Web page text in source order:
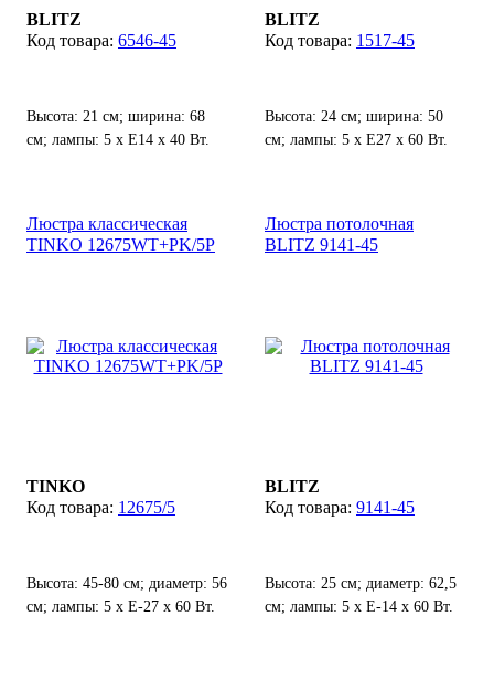
BLITZ
6546-45
Высота: 21 см; ширина: 68
см; лампы: 5 х Е14 х 40 Вт.
BLITZ
1517-45
Высота: 24 см; ширина: 50
см; лампы: 5 х E27 х 60 Вт.
Люстра классическая
TINKO 12675WT+PK/5P
TINKO
12675/5
Высота: 45-80 см; диаметр: 56
см; лампы: 5 х Е-27 х 60 Вт.
Люстра потолочная
BLITZ 9141-45
BLITZ
9141-45
Высота: 25 см; диаметр: 62,5
см; лампы: 5 х Е-14 х 60 Вт.